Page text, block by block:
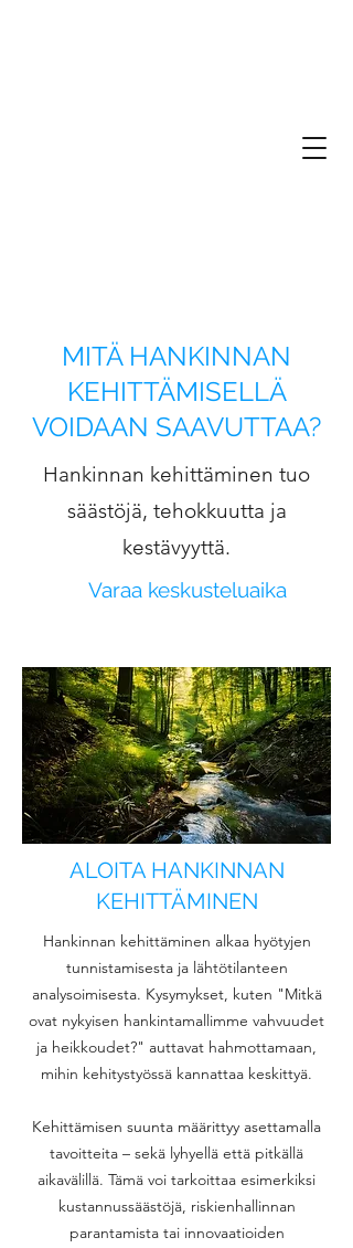
MITÄ HANKINNAN
KEHITTÄMISELLÄ
VOIDAAN SAAVUTTAA?
Hankinnan kehittäminen tuo
säästöjä, tehokkuutta ja
kestävyyttä.
Varaa keskusteluaika
ALOITA HANKINNAN
KEHITTÄMINEN
Hankinnan kehittäminen alkaa hyötyjen
tunnistamisesta ja lähtötilanteen
analysoimisesta. Kysymykset, kuten "Mitkä
ovat nykyisen hankintamallimme vahvuudet
ja heikkoudet?" auttavat hahmottamaan,
mihin kehitystyössä kannattaa keskittyä.
Kehittämisen suunta määrittyy asettamalla
tavoitteita – sekä lyhyellä että pitkällä
aikavälillä. Tämä voi tarkoittaa esimerkiksi
kustannussäästöjä, riskienhallinnan
parantamista tai innovaatioiden